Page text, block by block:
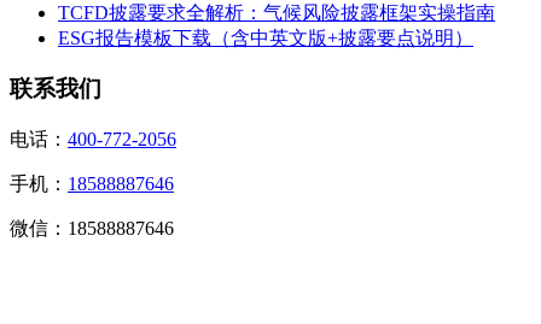
TCFD披露要求全解析：气候风险披露框架实操指南
ESG报告模板下载（含中英文版+披露要点说明）
联系我们
电话： 400-772-2056
手机： 18588887646
微信：18588887646